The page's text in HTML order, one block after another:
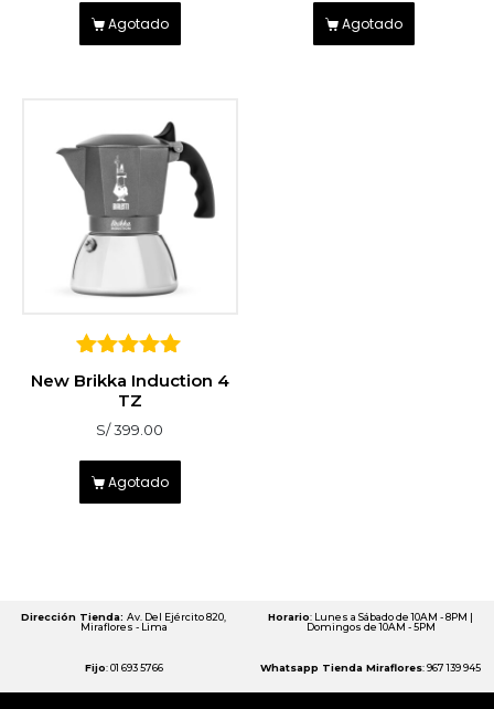
Agotado Agotado
5
sobre 5
New Brikka Induction 4
TZ
S/399.00
Agotado
Dirección Tienda: Av. Del Ejército 820,
Miraflores - Lima
Horario: Lunes a Sábado de 10AM - 8PM |
Domingos de 10AM - 5PM
Fijo: 01 693 5766 Whatsapp Tienda Miraflores: 967 139 945